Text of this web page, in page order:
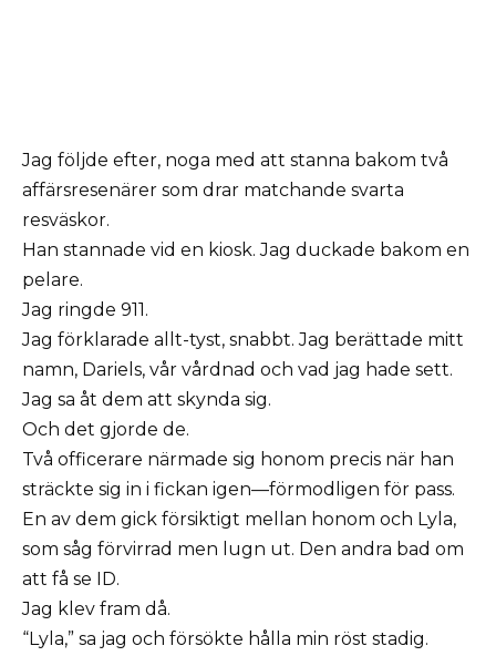
Jag följde efter, noga med att stanna bakom två
affärsresenärer som drar matchande svarta
resväskor.
Han stannade vid en kiosk. Jag duckade bakom en
pelare.
Jag ringde 911.
Jag förklarade allt-tyst, snabbt. Jag berättade mitt
namn, Dariels, vår vårdnad och vad jag hade sett.
Jag sa åt dem att skynda sig.
Och det gjorde de.
Två officerare närmade sig honom precis när han
sträckte sig in i fickan igen—förmodligen för pass.
En av dem gick försiktigt mellan honom och Lyla,
som såg förvirrad men lugn ut. Den andra bad om
att få se ID.
Jag klev fram då.
“Lyla,” sa jag och försökte hålla min röst stadig.